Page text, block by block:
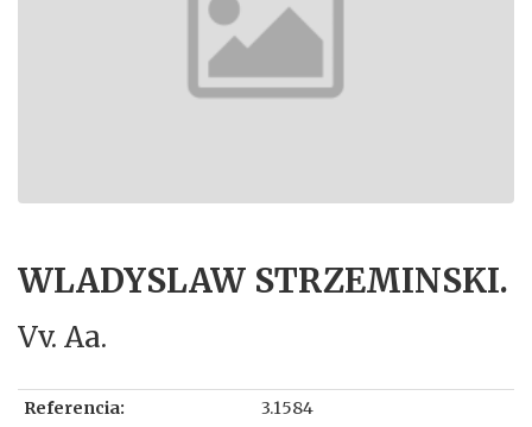
WLADYSLAW STRZEMINSKI.
Vv. Aa.
Referencia: 3.1584